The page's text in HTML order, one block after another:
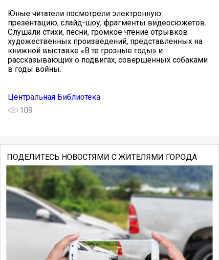
Юные читатели посмотрели электронную
презентацию, слайд-шоу, фрагменты видеосюжетов.
Слушали стихи, песни, громкое чтение отрывков
художественных произведений, представленных на
книжной выставке «В те грозные годы» и
рассказывающих о подвигах, совершённых собаками
в годы войны.
Центральная Библиотека
109
ПОДЕЛИТЕСЬ НОВОСТЯМИ С ЖИТЕЛЯМИ ГОРОДА